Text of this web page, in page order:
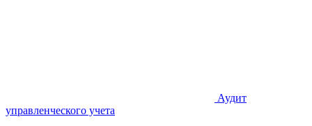
Аудит
управленческого учета